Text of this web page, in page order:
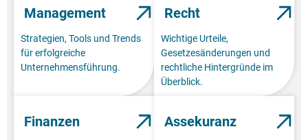
Management
Strategien, Tools und Trends
für erfolgreiche
Unternehmensführung.
Recht
Wichtige Urteile,
Gesetzesänderungen und
rechtliche Hintergründe im
Überblick.
Finanzen Assekuranz